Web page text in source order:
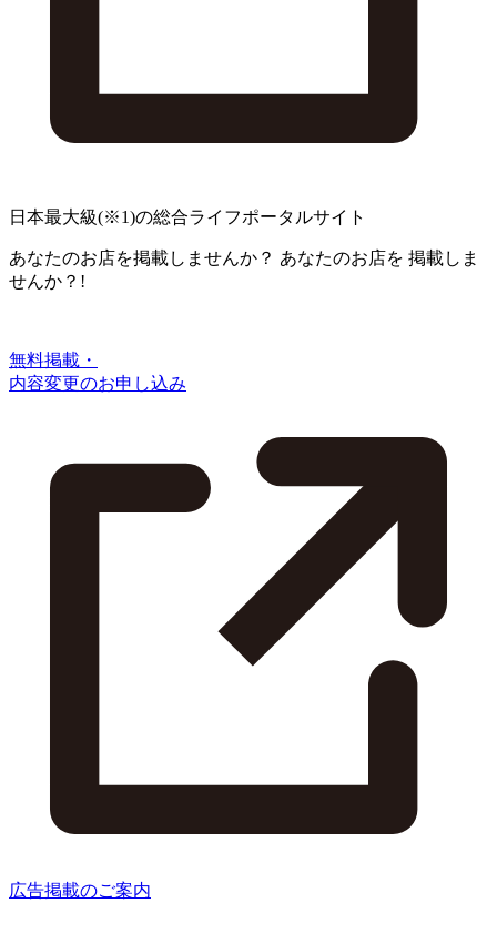
日本最大級(※1)の総合ライフポータルサイト
あなたのお店を掲載しませんか？ あなたのお店を 掲載しま
せんか？!
無料掲載・
内容変更のお申し込み
広告掲載のご案内